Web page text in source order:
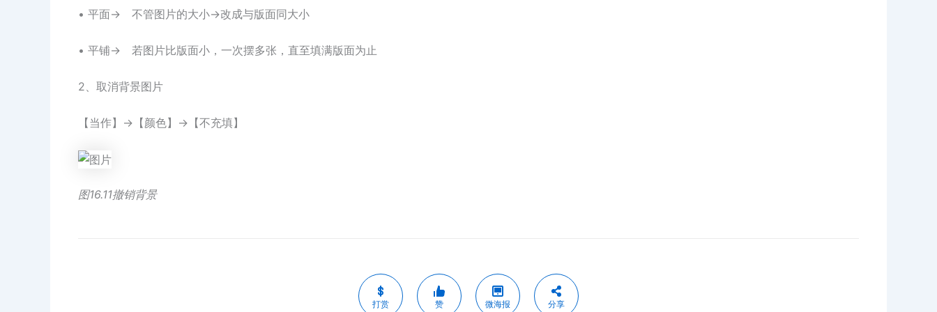
• 平面→ 不管图片的大小→改成与版面同大小
• 平铺→ 若图片比版面小，一次摆多张，直至填满版面为止
2、取消背景图片
【当作】→【颜色】→【不充填】
图16.11撤销背景
打赏 赞 微海报 分享